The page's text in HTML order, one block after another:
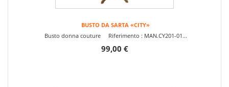
BUSTO DA SARTA «CITY»
Busto donna couture Riferimento : MAN.CY201-01...
99,00 €